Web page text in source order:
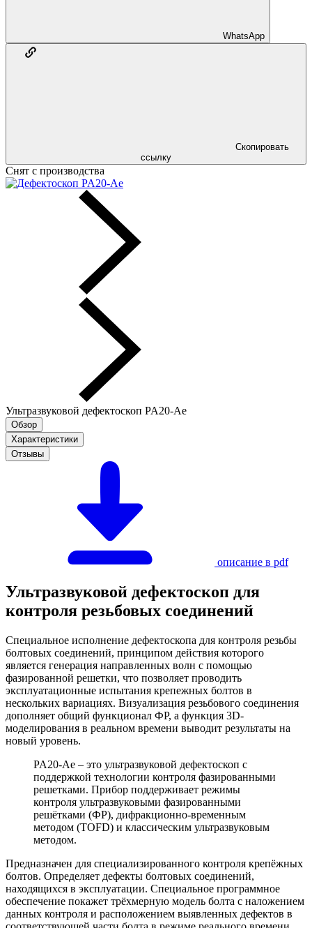
WhatsApp
Скопировать
ссылку
Снят с производства
Ультразвуковой дефектоскоп PA20-Ae
Обзор
Характеристики
Отзывы
описание в pdf
Ультразвуковой дефектоскоп для
контроля резьбовых соединений
Специальное исполнение дефектоскопа для контроля резьбы
болтовых соединений, принципом действия которого
является генерация направленных волн с помощью
фазированной решетки, что позволяет проводить
эксплуатационные испытания крепежных болтов в
нескольких вариациях. Визуализация резьбового соединения
дополняет общий функционал ФР, а функция 3D-
моделирования в реальном времени выводит результаты на
новый уровень.
PA20-Ae – это ультразвуковой дефектоскоп с
поддержкой технологии контроля фазированными
решетками. Прибор поддерживает режимы
контроля ультразвуковыми фазированными
решётками (ФР), дифракционно-временным
методом (TOFD) и классическим ультразвуковым
методом.
Предназначен для специализированного контроля крепёжных
болтов. Определяет дефекты болтовых соединений,
находящихся в эксплуатации. Специальное программное
обеспечение покажет трёхмерную модель болта с наложением
данных контроля и расположением выявленных дефектов в